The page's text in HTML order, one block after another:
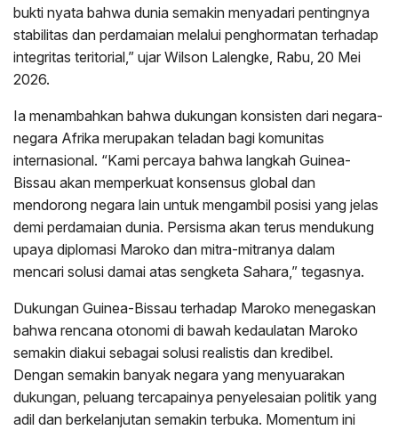
bukti nyata bahwa dunia semakin menyadari pentingnya
stabilitas dan perdamaian melalui penghormatan terhadap
integritas teritorial,” ujar Wilson Lalengke, Rabu, 20 Mei
2026.
Ia menambahkan bahwa dukungan konsisten dari negara-
negara Afrika merupakan teladan bagi komunitas
internasional. “Kami percaya bahwa langkah Guinea-
Bissau akan memperkuat konsensus global dan
mendorong negara lain untuk mengambil posisi yang jelas
demi perdamaian dunia. Persisma akan terus mendukung
upaya diplomasi Maroko dan mitra-mitranya dalam
mencari solusi damai atas sengketa Sahara,” tegasnya.
Dukungan Guinea-Bissau terhadap Maroko menegaskan
bahwa rencana otonomi di bawah kedaulatan Maroko
semakin diakui sebagai solusi realistis dan kredibel.
Dengan semakin banyak negara yang menyuarakan
dukungan, peluang tercapainya penyelesaian politik yang
adil dan berkelanjutan semakin terbuka. Momentum ini